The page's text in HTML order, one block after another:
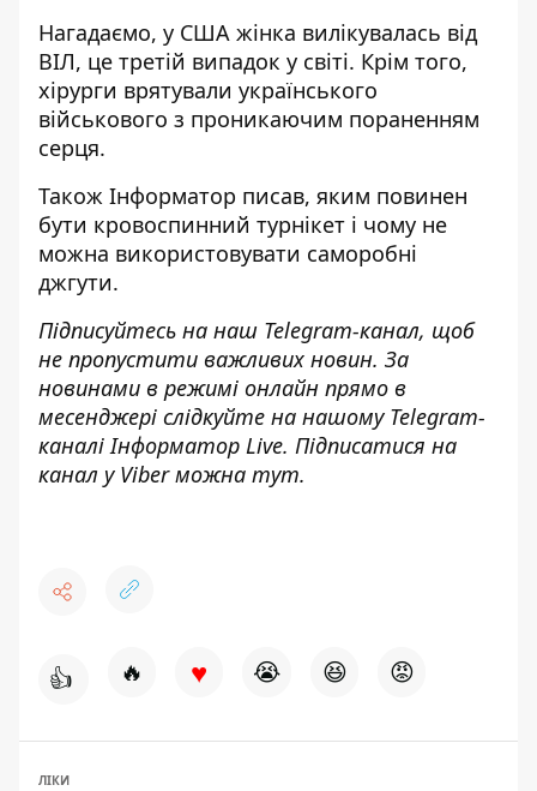
Нагадаємо, у США жінка вилікувалась від
ВІЛ, це третій випадок у світі. Крім того,
хірурги врятували українського
військового з проникаючим пораненням
серця.
Також Інформатор писав, яким повинен
бути кровоспинний турнікет і чому не
можна використовувати саморобні
джгути.
Підписуйтесь на наш Telegram-канал, щоб
не пропустити важливих новин. За
новинами в режимі онлайн прямо в
месенджері слідкуйте на нашому Telegram-
каналіІнформатор Live. Підписатися на
канал у Viber можна тут.
👍 🔥 ♥ 😭 😆 😡
ЛІКИ